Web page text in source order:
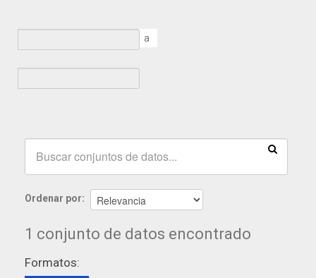
a
Ordenar por
1 conjunto de datos encontrado
Formatos: